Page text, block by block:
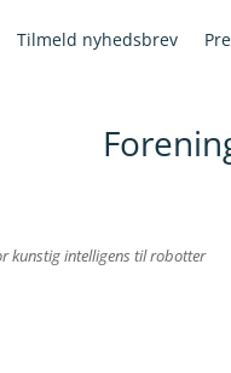
Tilmeld nyhedsbrev
kunstig intelligens til robotter